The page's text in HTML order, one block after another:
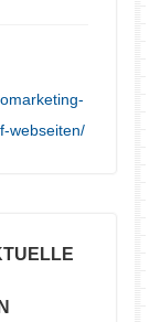
webseiten/